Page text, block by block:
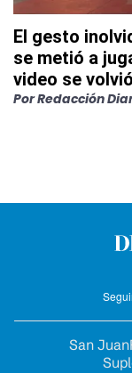
El gesto
se metió a
video se
PorRedacción
San Juan